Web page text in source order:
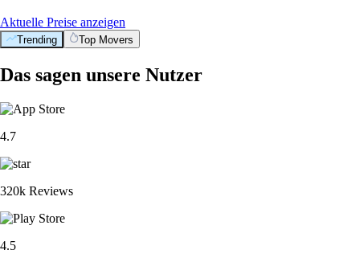
Aktuelle Preise anzeigen
Trending Top Movers
Das sagen unsere Nutzer
4.7
320k Reviews
4.5